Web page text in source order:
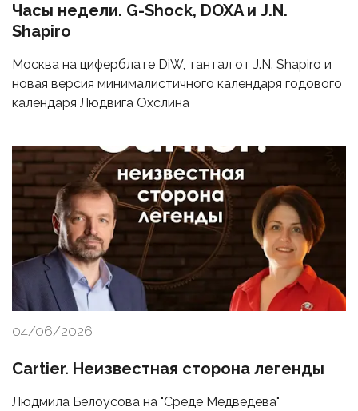
Часы недели. G-Shock, DOXA и J.N.
Shapiro
Москва на циферблате DiW, тантал от J.N. Shapiro и
новая версия минималистичного календаря годового
календаря Людвига Охслина
04/06/2026
Cartier. Неизвестная сторона легенды
Людмила Белоусова на "Среде Медведева"